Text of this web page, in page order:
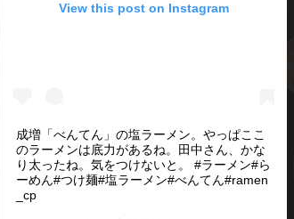
Sep 11, 2017 at 5:24am PDT
View this post on Instagram
成増「べんてん」の塩ラーメン。やっぱここ
のラーメンは底力があるね。田中さん、かな
り太ったね。気をつけないと。 #ラーメン#ら
ーめん#つけ麺#塩ラーメン#べんてん#ramen
_cp